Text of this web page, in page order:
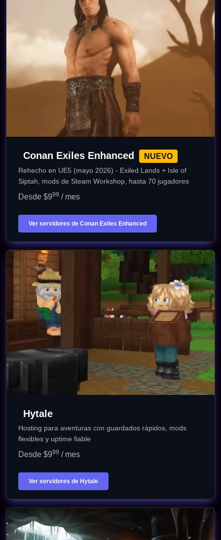
Conan Exiles Enhanced NUEVO
Rehecho en UE5 (mayo 2026) - Exiled Lands + Isle of
Siptah, mods de Steam Workshop, hasta 70 jugadores
Desde $999 / mes
Ver servidores de Conan Exiles Enhanced
Hytale
Hosting para aventuras con guardados rápidos, mods
flexibles y uptime fiable
Desde $999 / mes
Ver servidores de Hytale